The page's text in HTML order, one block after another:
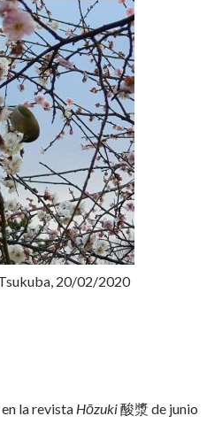
20/02/2020
la revista Hōzuki酸漿 de junio